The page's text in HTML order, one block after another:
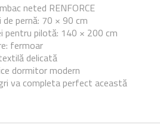
neted RENFORCE
pernă: 70 × 90 cm
pentru pilotă: 140 × 200 cm
fermoar
delicată
dormitor modern
va completa perfect această